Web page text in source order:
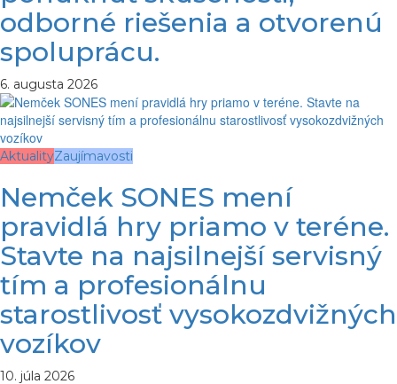
odborné riešenia a otvorenú
spoluprácu.
6. augusta 2026
AktualityZaujímavosti
Nemček SONES mení
pravidlá hry priamo v teréne.
Stavte na najsilnejší servisný
tím a profesionálnu
starostlivosť vysokozdvižných
vozíkov
10. júla 2026